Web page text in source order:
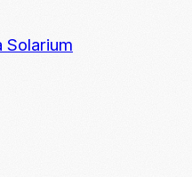
Solarium